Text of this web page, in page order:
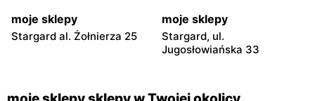
moje sklepy
Stargard al. Żołnierza 25
moje sklepy
Stargard, ul.
Jugosłowiańska 33